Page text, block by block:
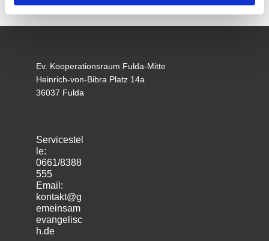
Ev. Kooperationsraum Fulda-Mitte
Heinrich-von-Bibra Platz 14a
36037 Fulda
Servicestel
le:
0661/8388
555
Email:
kontakt@g
emeinsam
evangelisc
h.de